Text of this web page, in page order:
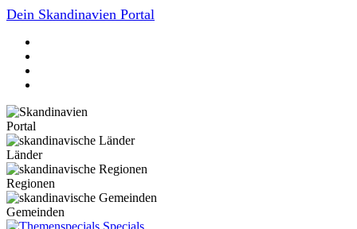
Dein Skandinavien Portal
Portal
Länder
Regionen
Gemeinden
Specials